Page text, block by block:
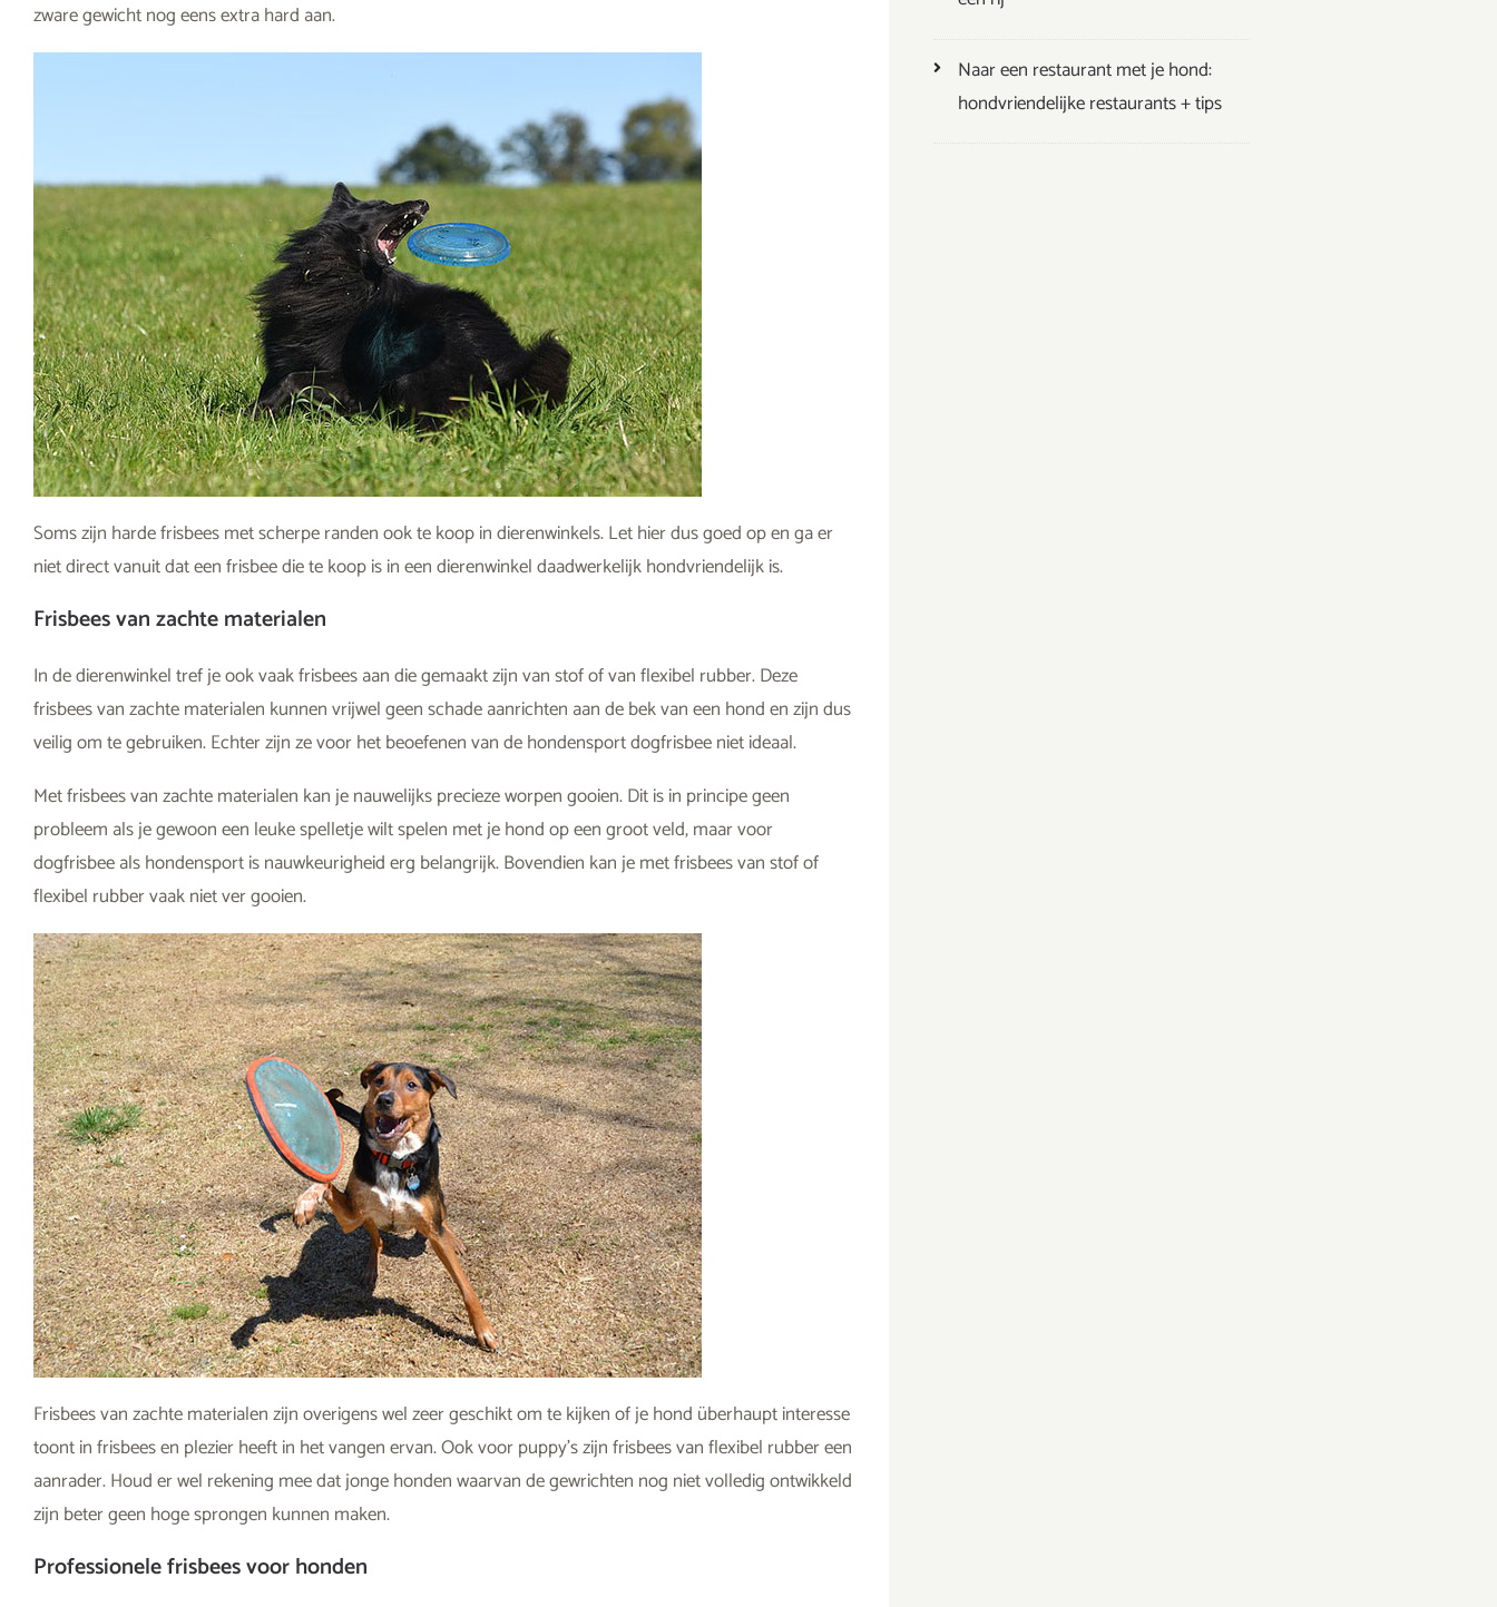
zware gewicht nog eens extra hard aan.
Soms zijn harde frisbees met scherpe randen ook te koop in dierenwinkels. Let hier dus goed op en ga er
niet direct vanuit dat een frisbee die te koop is in een dierenwinkel daadwerkelijk hondvriendelijk is.
Frisbees van zachte materialen
In de dierenwinkel tref je ook vaak frisbees aan die gemaakt zijn van stof of van flexibel rubber. Deze
frisbees van zachte materialen kunnen vrijwel geen schade aanrichten aan de bek van een hond en zijn dus
veilig om te gebruiken. Echter zijn ze voor het beoefenen van de hondensport dogfrisbee niet ideaal.
Met frisbees van zachte materialen kan je nauwelijks precieze worpen gooien. Dit is in principe geen
probleem als je gewoon een leuke spelletje wilt spelen met je hond op een groot veld, maar voor
dogfrisbee als hondensport is nauwkeurigheid erg belangrijk. Bovendien kan je met frisbees van stof of
flexibel rubber vaak niet ver gooien.
Frisbees van zachte materialen zijn overigens wel zeer geschikt om te kijken of je hond überhaupt interesse
toont in frisbees en plezier heeft in het vangen ervan. Ook voor puppy’s zijn frisbees van flexibel rubber een
aanrader. Houd er wel rekening mee dat jonge honden waarvan de gewrichten nog niet volledig ontwikkeld
zijn beter geen hoge sprongen kunnen maken.
Professionele frisbees voor honden
Naar een restaurant met je hond:
hondvriendelijke restaurants + tips